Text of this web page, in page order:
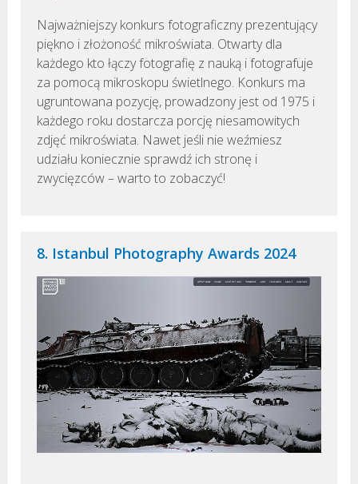
Najważniejszy konkurs fotograficzny prezentujący
piękno i złożoność mikroświata. Otwarty dla
każdego kto łączy fotografię z nauką i fotografuje
za pomocą mikroskopu świetlnego. Konkurs ma
ugruntowana pozycję, prowadzony jest od 1975 i
każdego roku dostarcza porcję niesamowitych
zdjęć mikroświata. Nawet jeśli nie weźmiesz
udziału koniecznie sprawdź ich stronę i
zwycięzców – warto to zobaczyć!
8. Istanbul Photography Awards 2024